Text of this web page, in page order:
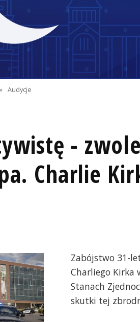
» Audycje
-
Charlie
Zabójstwo 31-
Charliego Kirka
Stanach
skutki tej